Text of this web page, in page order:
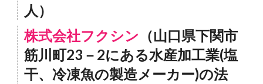
人）
株式会社フクシン （山口県下関市
筋川町23－2にある水産加工業(塩
干、冷凍魚の製造メーカー)の法